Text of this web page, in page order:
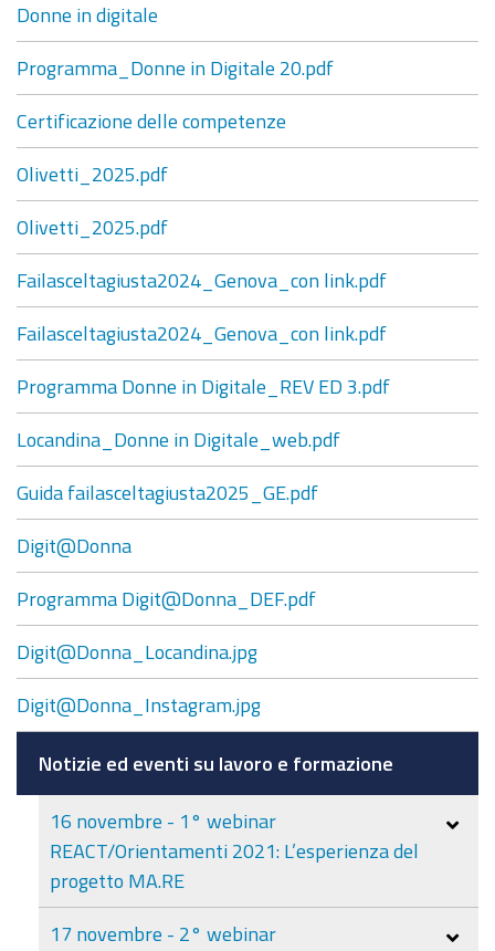
Donne in digitale
Programma_Donne in Digitale 20.pdf
Certificazione delle competenze
Olivetti_2025.pdf
Olivetti_2025.pdf
Failasceltagiusta2024_Genova_con link.pdf
Failasceltagiusta2024_Genova_con link.pdf
Programma Donne in Digitale_REV ED 3.pdf
Locandina_Donne in Digitale_web.pdf
Guida failasceltagiusta2025_GE.pdf
Digit@Donna
Programma Digit@Donna_DEF.pdf
Digit@Donna_Locandina.jpg
Digit@Donna_Instagram.jpg
Notizie ed eventi su lavoro e formazione
16 novembre - 1° webinar
REACT/Orientamenti 2021: L’esperienza del
progetto MA.RE
17 novembre - 2° webinar